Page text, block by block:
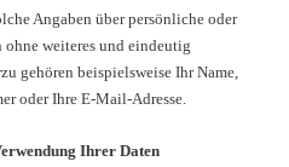
Angaben über persönliche oder
weiteres und eindeutig
gehören beispielsweise Ihr Name,
oder Ihre E-Mail-Adresse.
Ihrer Daten